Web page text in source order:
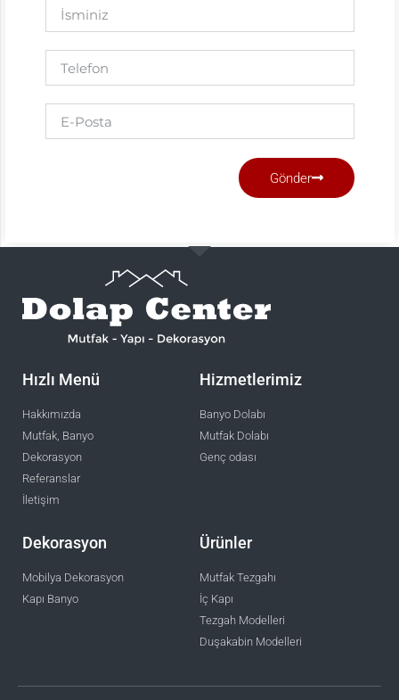
Gönder
Hızlı Menü
Hakkımızda
Mutfak, Banyo
Dekorasyon
Referanslar
İletişim
Hizmetlerimiz
Banyo Dolabı
Mutfak Dolabı
Genç odası
Dekorasyon
Mobilya Dekorasyon
Kapı Banyo
Ürünler
Mutfak Tezgahı
İç Kapı
Tezgah Modelleri
Duşakabin Modelleri